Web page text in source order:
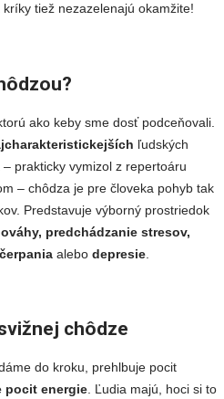
kríky tiež nezazelenajú okamžite!
ako keby sme dosť podceňovali.
ľudských
prakticky vymizol z repertoáru
– chôdza je pre človeka pohyb tak
Predstavuje výborný prostriedok
predchádzanie stresov,
alebo depresie
chôdze
do kroku, prehlbuje pocit
pocit energie . Ľudia majú, hoci si to